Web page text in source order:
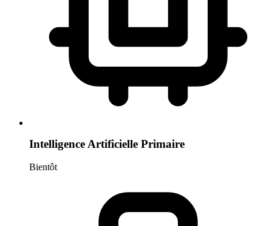
Intelligence Artificielle Primaire
Bientôt